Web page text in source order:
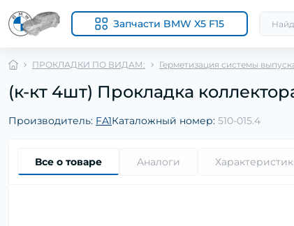
Запчасти BMW X5 F15
ПРОКЛАДКИ ПО ВИДАМ: Герметизация системы
(к-кт 4шт) Прокладка
Производитель: FA1Каталожный номер: 510-015.4
Все о товаре Аналоги